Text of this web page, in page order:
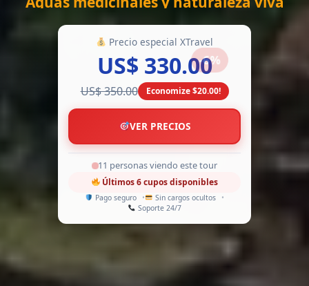
Precio especial XTravel
US$ 330.00
-6%
US$ 350.00 Economize $20.00!
VER PRECIOS
15 personas viendo este tour
Últimos 6 cupos disponibles
Pago seguro
Sin cargos ocultos
Soporte 24/7